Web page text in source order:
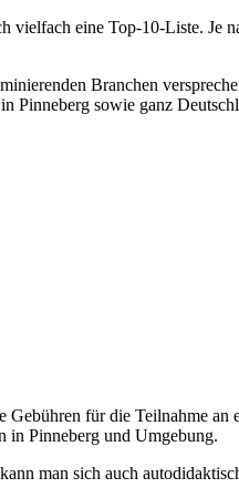
eine Top-10-Liste.
Branchen
sowie ganz
für die Teilnahme
in Pinneberg und Umgebung.
man sich auch